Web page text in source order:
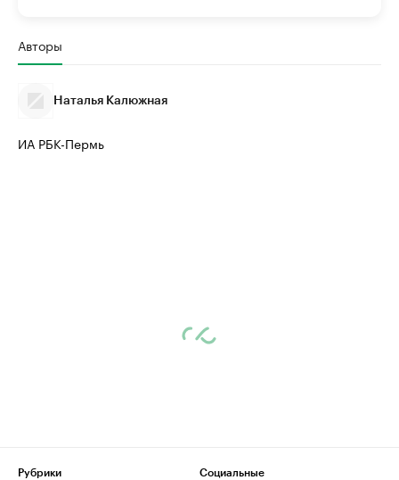
Авторы
Наталья Калюжная
ИА РБК-Пермь
Рубрики
Социальные